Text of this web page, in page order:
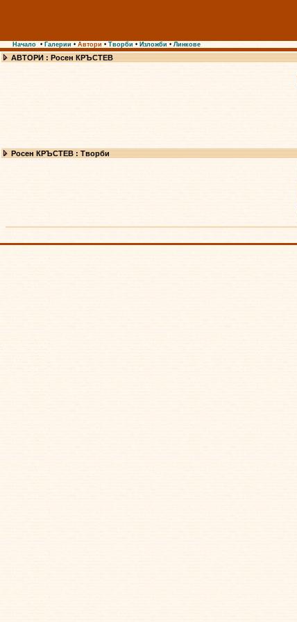
Начало • Галерии • Автори • Творби • Изложби • Линкове
АВТОРИ : Росен КРЪСТЕВ
Росен КРЪСТЕВ : Творби